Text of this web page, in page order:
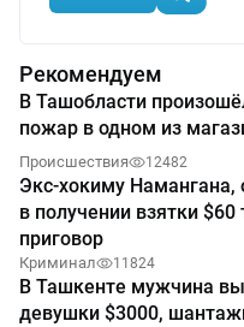
Рекомендуем
В Ташобласти
пожар в одном из
Происшествия 12482
Экс-хокиму
в получении взятки
приговор
Криминал 11824
В Ташкенте мужчина
девушки $3000,